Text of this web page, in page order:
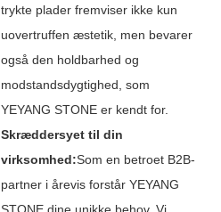
trykte plader fremviser ikke kun
uovertruffen æstetik, men bevarer
også den holdbarhed og
modstandsdygtighed, som
YEYANG STONE er kendt for.
Skræddersyet til din
virksomhed:Som en betroet B2B-
partner i årevis forstår YEYANG
STONE dine unikke behov. Vi